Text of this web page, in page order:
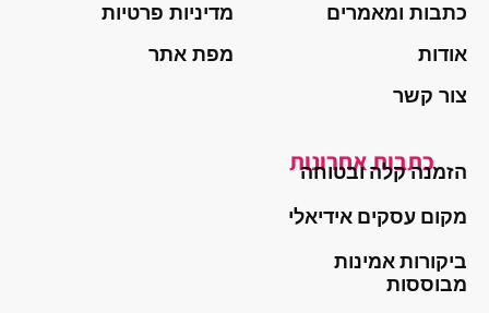
כתבות ומאמרים
אודות
צור קשר
מדיניות פרטיות
מפת אתר
כתבות אחרונות
הזמנה קלה ובטוחה
מקום עסקים אידיאלי
ביקורות אמינות
מבוססות